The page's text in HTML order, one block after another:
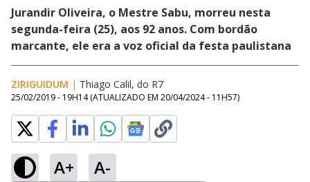
Jurandir Oliveira, o Mestre Sabu, morreu nesta
segunda-feira (25), aos 92 anos. Com bordão
marcante, ele era a voz oficial da festa paulistana
ZIRIGUIDUM | Thiago Calil, do R7
25/02/2019 - 19H14 (ATUALIZADO EM 20/04/2024 - 11H57)
A+ A-